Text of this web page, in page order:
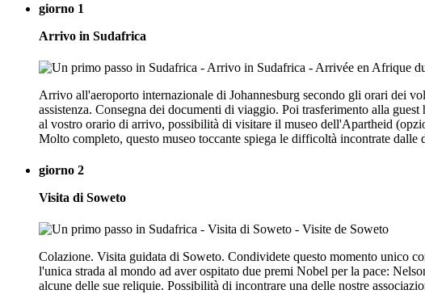
giorno 1
Arrivo in Sudafrica
Arrivo all'aeroporto internazionale di Johannesburg secondo gli orari dei
assistenza. Consegna dei documenti di viaggio. Poi trasferimento alla
al vostro orario di arrivo, possibilità di visitare il museo dell'Apartheid
Molto completo, questo museo toccante spiega le difficoltà incontrate
giorno 2
Visita di Soweto
Colazione. Visita guidata di Soweto. Condividete questo momento unico
l'unica strada al mondo ad aver ospitato due premi Nobel per la pace:
alcune delle sue reliquie. Possibilità di incontrare una delle nostre